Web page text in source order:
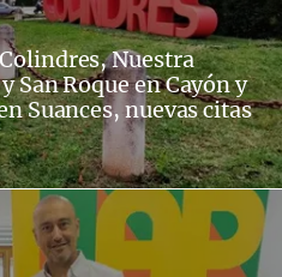
Nuestra
San Roque en Cayón y
Suances, nuevas citas